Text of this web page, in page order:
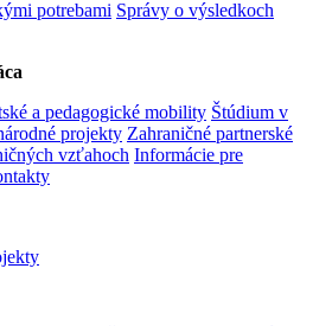
potrebami Správy o výsledkoch
a pedagogické mobility Štúdium v
projekty Zahraničné partnerské
vzťahoch Informácie pre